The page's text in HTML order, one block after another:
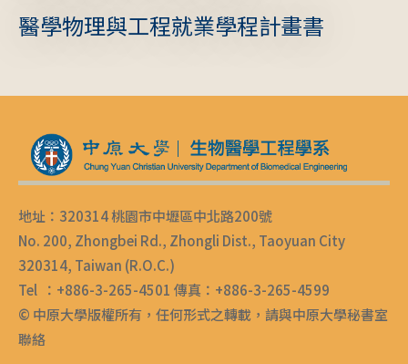
醫學物理與工程就業學程計畫書
地址：320314 桃園市中壢區中北路200號
No. 200, Zhongbei Rd., Zhongli Dist., Taoyuan City
320314, Taiwan (R.O.C.)
Tel ：+886-3-265-4501 傳真：+886-3-265-4599
© 中原大學版權所有，任何形式之轉載，請與中原大學秘書室
聯絡